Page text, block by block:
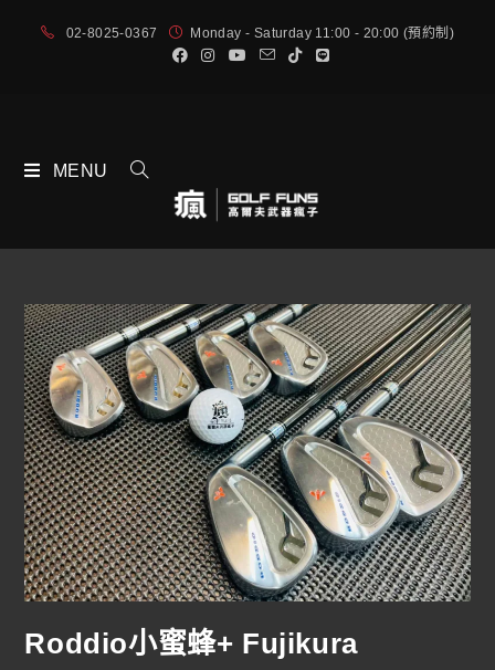
02-8025-0367 Monday - Saturday 11:00 - 20:00 (預約制)
MENU
Roddio小蜜蜂+ Fujikura